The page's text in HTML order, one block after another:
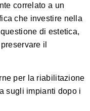
correlato a un
che investire nella
di estetica,
il
per la riabilitazione
sugli impianti dopo i